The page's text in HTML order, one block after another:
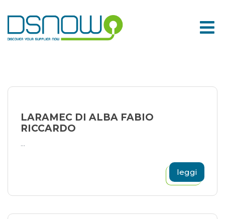
to
content
LARAMEC DI ALBA FABIO
RICCARDO
...
leggi